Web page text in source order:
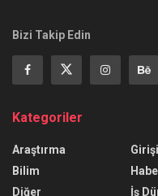
Bizi Takip Edin
Kategoriler
Araştırma
Bilim
Diğer
İş